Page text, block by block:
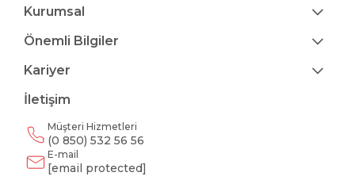
Kurumsal
Önemli Bilgiler
Kariyer
İletişim
Müşteri Hizmetleri
(0 850) 532 56 56
E-mail
[email protected]